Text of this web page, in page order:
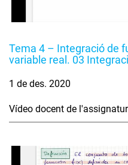
Tema 4 – Integració de
variable real. 03
1 de des. 2020
Vídeo docent de